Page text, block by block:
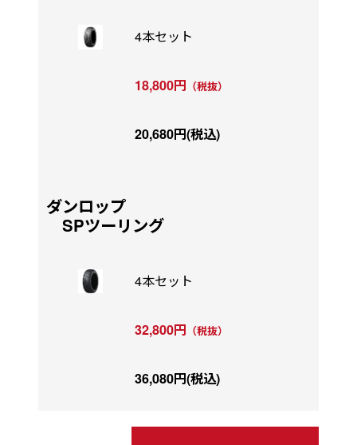
4本セット
18,800円 （税抜）
20,680円(税込)
ダンロップ
SPツーリング
4本セット
32,800円 （税抜）
36,080円(税込)